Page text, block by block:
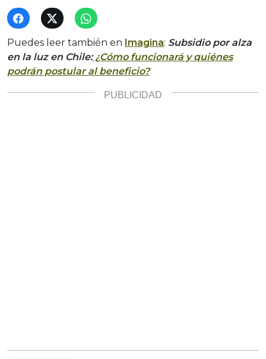
Puedes leer también en Imagina: Subsidio por alza
en la luz en Chile:¿Cómo funcionará y quiénes
podrán postular al beneficio?